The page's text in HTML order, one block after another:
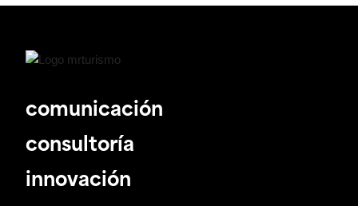
comunicación
consultoría
innovación